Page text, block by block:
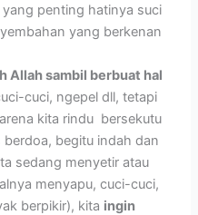
penting hatinya suci
yang berkenan
Allah sambil berbuat hal
cuci, ngepel dll, tetapi
kita rindu bersekutu
begitu indah dan
sedang menyetir atau
menyapu, cuci-cuci,
berpikir), kita ingin